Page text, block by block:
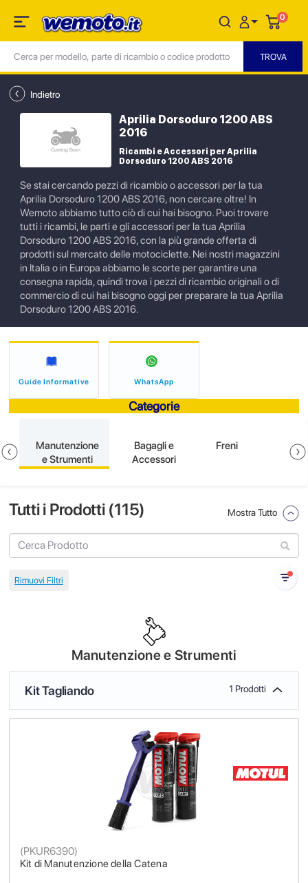
0
Indietro
Aprilia Dorsoduro 1200 ABS
2016
Ricambi e Accessori per Aprilia
Dorsoduro 1200 ABS 2016
Se stai cercando pezzi di ricambio o accessori per la tua
Aprilia Dorsoduro 1200 ABS 2016, non cercare oltre! In
Wemoto abbiamo tutto ciò di cui hai bisogno. Puoi trovare
tutti i ricambi, le parti e gli accessori per la tua Aprilia
Dorsoduro 1200 ABS 2016, con la più grande offerta di
prodotti sul mercato delle motociclette. Nei nostri magazzini
in Italia o in Europa abbiamo le scorte per garantire una
consegna rapida, quindi trova i pezzi di ricambio originali o di
commercio di cui hai bisogno oggi per preparare la tua Aprilia
Dorsoduro 1200 ABS 2016.
Guide Informative WhatsApp
Categorie
Manutenzione
e Strumenti
Bagagli e
Accessori
Freni
Tutti i Prodotti (115) Mostra Tutto
Manutenzione e Strumenti
Kit Tagliando 1 Prodotti
Kit di Manutenzione della Catena
(PKUR6390)